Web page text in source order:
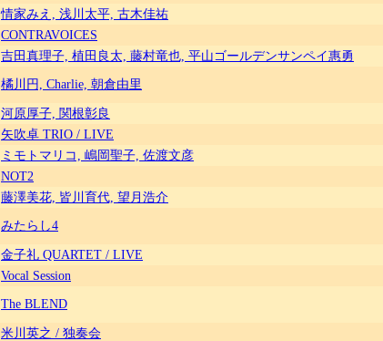
情家みえ, 浅川太平, 古木佳祐
CONTRAVOICES
吉田真理子, 植田良太, 藤村竜也, 平山ゴールデンサンペイ惠勇
橘川円, Charlie, 朝倉由里
河原厚子, 関根彰良
矢吹卓 TRIO / LIVE
ミモトマリコ, 嶋岡聖子, 佐渡文彦
NOT2
藤澤美花, 皆川育代, 望月浩介
みたらし4
金子礼 QUARTET / LIVE
Vocal Session
The BLEND
米川英之 / 独奏会